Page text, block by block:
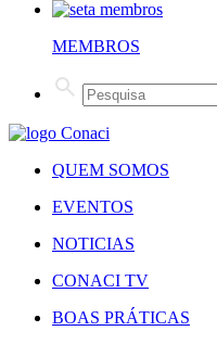
MEMBROS
QUEM SOMOS
EVENTOS
NOTICIAS
CONACI TV
BOAS PRÁTICAS